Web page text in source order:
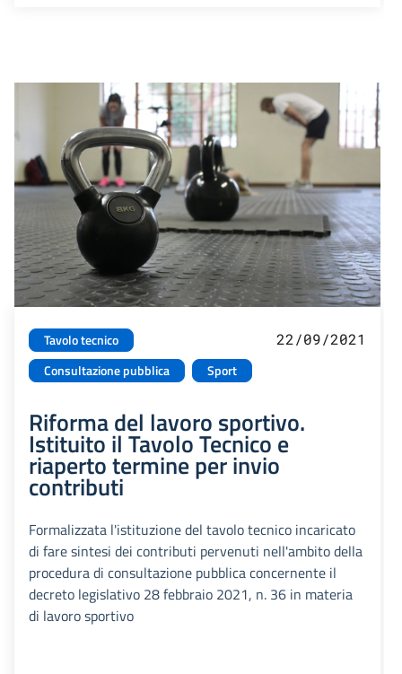
Tavolo tecnico
Consultazione pubblica
Sport
22/09/2021
Riforma del lavoro sportivo.
Istituito il Tavolo Tecnico e
riaperto termine per invio
contributi
Formalizzata l'istituzione del tavolo tecnico incaricato
di fare sintesi dei contributi pervenuti nell'ambito della
procedura di consultazione pubblica concernente il
decreto legislativo 28 febbraio 2021, n. 36 in materia
di lavoro sportivo